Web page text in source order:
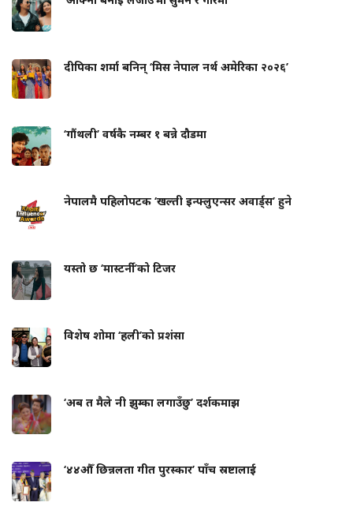
दीपिका शर्मा बनिन् ‘मिस नेपाल नर्थ अमेरिका २०२६’
‘गौंथली’ वर्षकै नम्बर १ बन्ने दौडमा
नेपालमै पहिलोपटक ‘खल्ती इन्फ्लुएन्सर अवार्ड्स’ हुने
यस्तो छ ‘मास्टर्नी’को टिजर
विशेष शोमा ‘हली’को प्रशंसा
‘अब त मैले नी झुम्का लगाउँछु’ दर्शकमाझ
‘४४औँ छिन्नलता गीत पुरस्कार’ पाँच स्रष्टालाई